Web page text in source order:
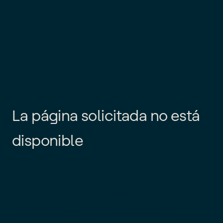
La página solicitada no está
disponible